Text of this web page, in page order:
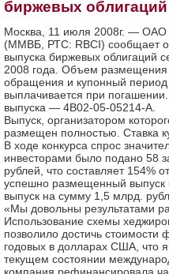
биржевых облигаций
Москва, 11 июля 2008г. — ОАО
(ММВБ, РТС: RBCI) сообщает
выпуска биржевых
2008 года. Объем размещения
обращения и купонный
выплачивается при
выпуска — 4В02-05-05214-А.
Выпуск, организатором
размещен полностью. Ставка
В ходе конкурса спрос
инвесторами было подано 58
рублей, что составляет 154%
успешно размещенный выпуск
выпуск на сумму 1,5 млрд.
«Мы довольны результатами
Использование схемы
позволило достичь
годовых в долларах США, что
текущем состоянии